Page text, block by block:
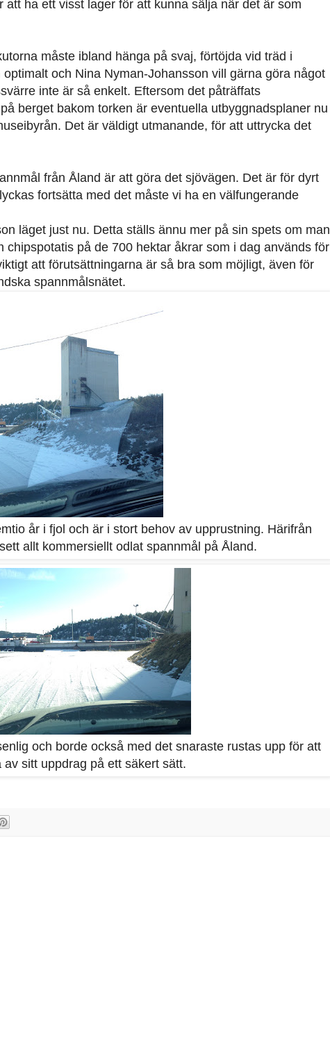
att ha ett visst lager för att kunna sälja när det är som
måste ibland hänga på svaj, förtöjda vid träd i
och Nina Nyman-Johansson vill gärna göra något
inte är så enkelt. Eftersom det påträffats
berget bakom torken är eventuella utbyggnadsplaner nu
Det är väldigt utmanande, för att uttrycka det
från Åland är att göra det sjövägen. Det är för dyrt
fortsätta med det måste vi ha en välfungerande
läget just nu. Detta ställs ännu mer på sin spets om man
chipspotatis på de 700 hektar åkrar som i dag används för
att förutsättningarna är så bra som möjligt, även för
spannmålsnätet.
år i fjol och är i stort behov av upprustning. Härifrån
allt kommersiellt odlat spannmål på Åland.
och borde också med det snaraste rustas upp för att
av sitt uppdrag på ett säkert sätt.